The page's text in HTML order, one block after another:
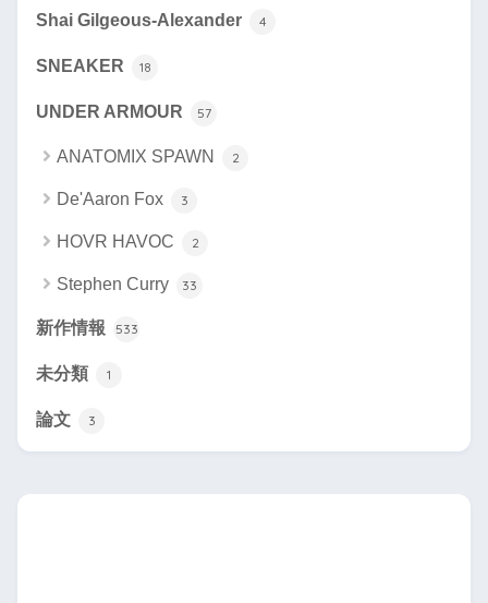
Shai Gilgeous-Alexander 4
SNEAKER 18
UNDER ARMOUR 57
ANATOMIX SPAWN 2
De'Aaron Fox 3
HOVR HAVOC 2
Stephen Curry 33
新作情報 533
未分類 1
論文 3